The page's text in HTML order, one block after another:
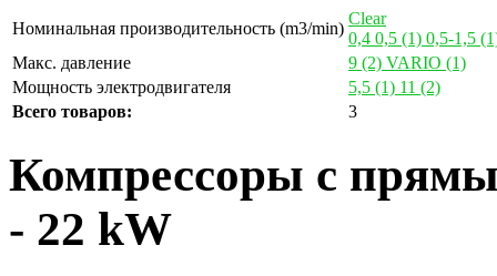
Номинальная производительность (m3/min)
Clear
0,4 0,5 (1) 0,5-1,5
Макс. давление
9 (2) VARIO (1)
Мощность электродвигателя
5,5 (1) 11 (2)
Всего товаров:
3
Компрессоры с
- 22 kW